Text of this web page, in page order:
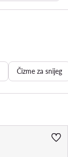
Čizme za snijeg